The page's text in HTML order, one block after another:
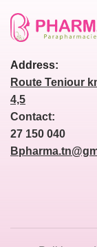
Address:
Route Teniour
4,5
Contact:
27 150 040